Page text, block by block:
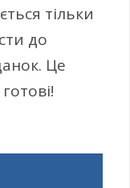
тільки
до
Це